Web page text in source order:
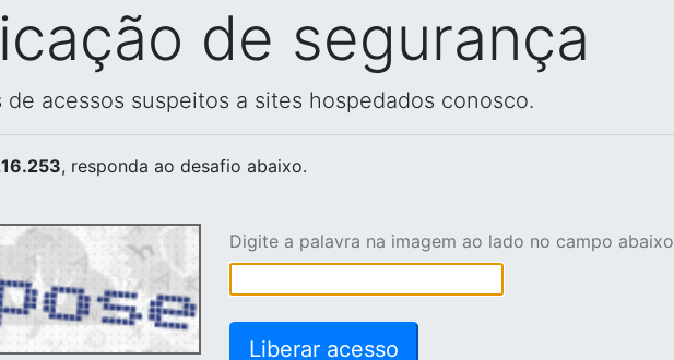
de segurança
acessos suspeitos a sites hospedados conosco.
, responda ao desafio abaixo.
Digite a palavra na imagem ao lado no campo abaixo